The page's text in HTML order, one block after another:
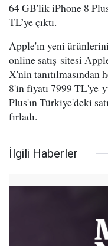
64 GB'lik iPhone 8
TL’ye çıktı.
Apple'ın yeni ürünlerini
online satış sitesi
X'nin tanıtılmasından
8'in fiyatı 7999 TL'ye
Plus'ın Türkiye'deki
fırladı.
İlgili Haberler